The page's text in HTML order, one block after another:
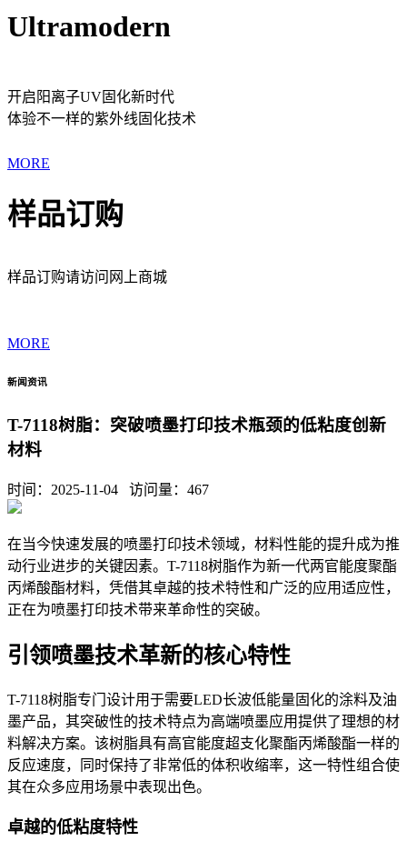
Ultramodern
开启阳离子UV固化新时代
体验不一样的紫外线固化技术
MORE
样品订购
样品订购请访问网上商城
MORE
新闻资讯
T-7118树脂：突破喷墨打印技术瓶颈的低粘度创新
材料
时间：2025-11-04 访问量： 467
在当今快速发展的喷墨打印技术领域，材料性能的提升成为推
动行业进步的关键因素。 T-7118树脂作为新一代两官能度聚酯
丙烯酸酯材料，凭借其卓越的技术特性和广泛的应用适应性，
正在为喷墨打印技术带来革命性的突破。
引领喷墨技术革新的核心特性
T-7118树脂专门设计用于需要LED长波低能量固化的涂料及油
墨产品，其突破性的技术特点为高端喷墨应用提供了理想的材
料解决方案。该树脂具有高官能度超支化聚酯丙烯酸酯一样的
反应速度，同时保持了非常低的体积收缩率，这一特性组合使
其在众多应用场景中表现出色。
卓越的低粘度特性